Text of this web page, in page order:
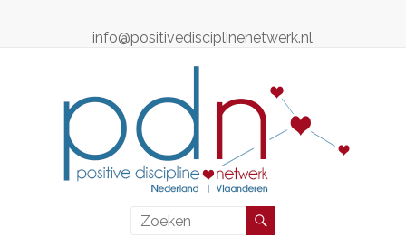
info@positivedisciplinenetwerk.nl